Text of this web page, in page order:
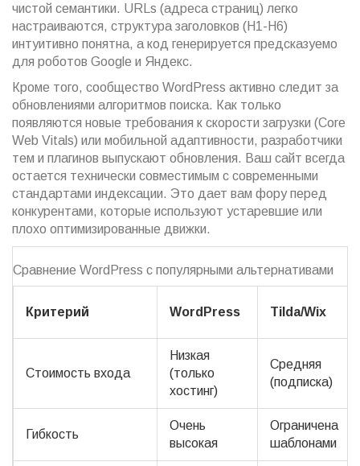
чистой семантики. URLs (адреса страниц) легко
настраиваются, структура заголовков (H1-H6)
интуитивно понятна, а код генерируется предсказуемо
для роботов Google и Яндекс.
Кроме того, сообщество WordPress активно следит за
обновлениями алгоритмов поиска. Как только
появляются новые требования к скорости загрузки (Core
Web Vitals) или мобильной адаптивности, разработчики
тем и плагинов выпускают обновления. Ваш сайт всегда
остается технически совместимым с современными
стандартами индексации. Это дает вам фору перед
конкурентами, которые используют устаревшие или
плохо оптимизированные движки.
Сравнение WordPress с популярными альтернативами
Критерий WordPress Tilda/Wix
Стоимость входа
Низкая
(только
хостинг)
Средняя
(подписка)
Гибкость
Очень
высокая
Ограничена
шаблонами